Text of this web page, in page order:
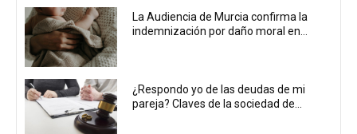
La Audiencia de Murcia confirma la
indemnización por daño moral en...
¿Respondo yo de las deudas de mi
pareja? Claves de la sociedad de...